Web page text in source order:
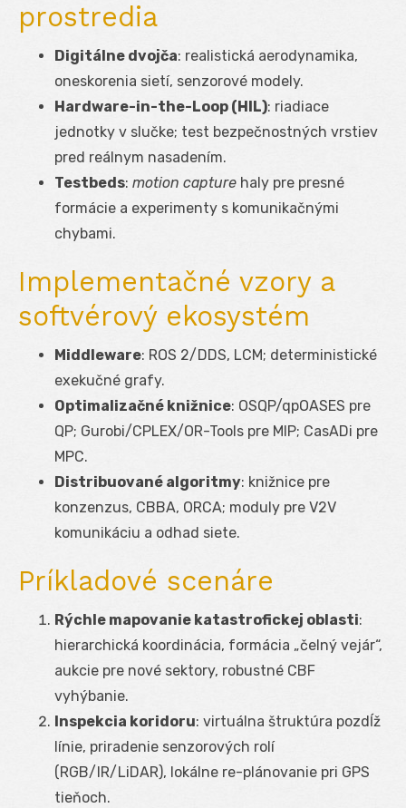
prostredia
Digitálne dvojča: realistická aerodynamika,
oneskorenia sietí, senzorové modely.
Hardware-in-the-Loop (HIL): riadiace
jednotky v slučke; test bezpečnostných vrstiev
pred reálnym nasadením.
Testbeds: motion capture haly pre presné
formácie a experimenty s komunikačnými
chybami.
Implementačné vzory a
softvérový ekosystém
Middleware: ROS 2/DDS, LCM; deterministické
exekučné grafy.
Optimalizačné knižnice: OSQP/qpOASES pre
QP; Gurobi/CPLEX/OR-Tools pre MIP; CasADi pre
MPC.
Distribuované algoritmy: knižnice pre
konzenzus, CBBA, ORCA; moduly pre V2V
komunikáciu a odhad siete.
Príkladové scenáre
Rýchle mapovanie katastrofickej oblasti:
hierarchická koordinácia, formácia „čelný vejár“,
aukcie pre nové sektory, robustné CBF
vyhýbanie.
Inspekcia koridoru: virtuálna štruktúra pozdĺž
línie, priradenie senzorových rolí
(RGB/IR/LiDAR), lokálne re-plánovanie pri GPS
tieňoch.